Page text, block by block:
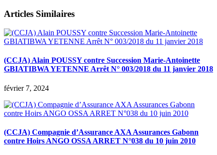
Articles Similaires
(CCJA) Alain POUSSY contre Succession Marie-Antoinette
GBIATIBWA YETENNE Arrêt N° 003/2018 du 11 janvier 2018
février 7, 2024
(CCJA) Compagnie d’Assurance AXA Assurances Gabonn
contre Hoirs ANGO OSSA ARRET N°038 du 10 juin 2010